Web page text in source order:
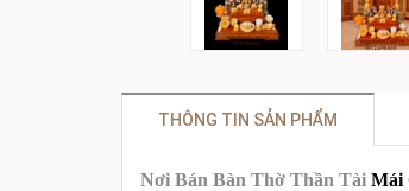
THÔNG TIN SẢN PHẨM
Nơi Bán Bàn Thờ Thần Tài Mái